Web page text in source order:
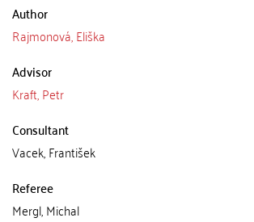
Author
Rajmonová, Eliška
Advisor
Kraft, Petr
Consultant
Vacek, František
Referee
Mergl, Michal